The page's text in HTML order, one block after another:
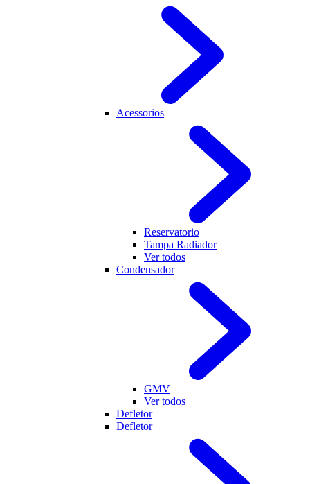
Acessorios
Reservatorio
Tampa Radiador
Ver todos
Condensador
GMV
Ver todos
Defletor
Defletor